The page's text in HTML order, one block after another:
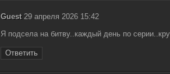
Guest29 апреля 2026 15:42
Я подсела на битву..каждый день по
Ответить